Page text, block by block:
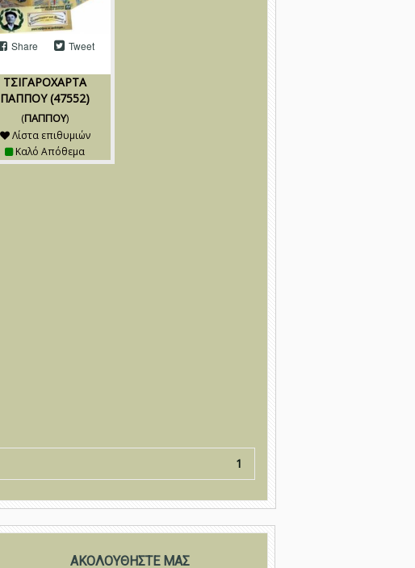
ΤΣΙΓΑΡΟΧΑΡΤΑ
ΠAΠΠOY (47552)
(ΠΑΠΠΟΥ)
Share Tweet
Λίστα επιθυμιών
Καλό Απόθεμα
1
ΑΚΟΛΟΥΘΗΣΤΕ ΜΑΣ